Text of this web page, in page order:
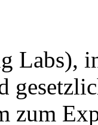
Labs),
zum